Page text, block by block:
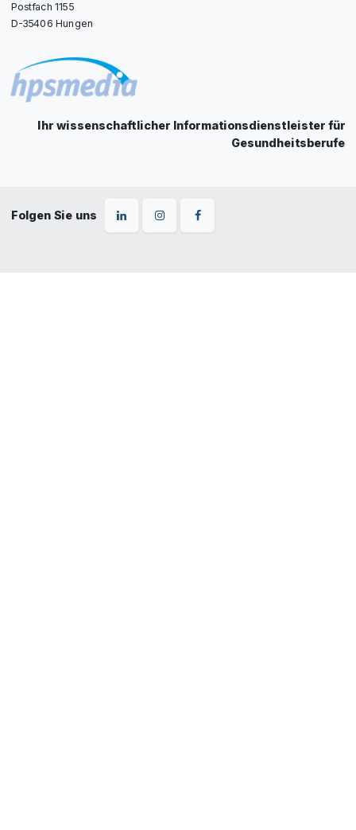
Postfach 1155
D-35406 Hungen
Ihr wissenschaftlicher Informationsdienstleister für
Gesundheitsberufe
Folgen Sie uns